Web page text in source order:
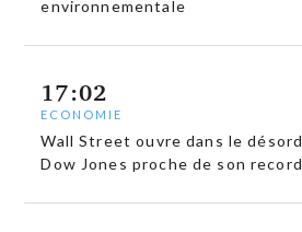
environnementale
17:02
ECONOMIE
Wall Street ouvre dans le
Dow Jones proche de son record